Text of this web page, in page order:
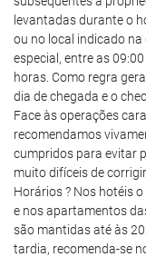
levantadas durante o
ou no local indicado
especial, entre as
horas. Como regra
dia de chegada e o
Face às operações
recomendamos
cumpridos para evitar
muito difíceis de corrigir.
Horários ? Nos hotéis
e nos apartamentos
são mantidas até às
tardia, recomenda-se